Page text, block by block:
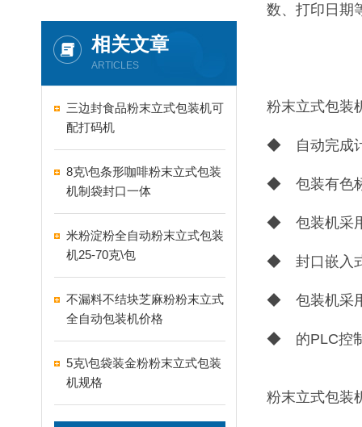
相关文章
ARTICLES
三边封食品粉末立式包装机可
配打码机
8克\包条形咖啡粉末立式包装
机制袋封口一体
米粉淀粉全自动粉末立式包装
机25-70克\包
不漏料不结块芝麻粉粉末立式
全自动包装机价格
5克\包袋装金粉粉末立式包装
机规格
数、打印日期
粉末立式包装
◆ 自动完成计
◆ 包装有色标
◆ 包装机采用
◆ 封口嵌入式
◆ 包装机采用
◆ 的PLC控制
粉末立式包装